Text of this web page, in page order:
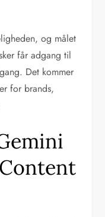
og målet
får adgang til
Det kommer
for brands,